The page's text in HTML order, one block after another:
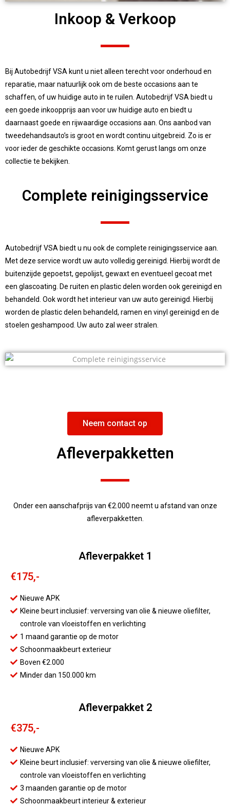
Inkoop & Verkoop
Bij Autobedrijf VSA kunt u niet alleen terecht voor onderhoud en
reparatie, maar natuurlijk ook om de beste occasions aan te
schaffen, of uw huidige auto in te ruilen. Autobedrijf VSA biedt u
een goede inkoopprijs aan voor uw huidige auto en biedt u
daarnaast goede en rijwaardige occasions aan. Ons aanbod van
tweedehandsauto’s is groot en wordt continu uitgebreid. Zo is er
voor ieder de geschikte occasions. Komt gerust langs om onze
collectie te bekijken.
Complete reinigingsservice
Autobedrijf VSA biedt u nu ook de complete reinigingsservice aan.
Met deze service wordt uw auto volledig gereinigd. Hierbij wordt de
buitenzijde gepoetst, gepolijst, gewaxt en eventueel gecoat met
een glascoating. De ruiten en plastic delen worden ook gereinigd en
behandeld. Ook wordt het interieur van uw auto gereinigd. Hierbij
worden de plastic delen behandeld, ramen en vinyl gereinigd en de
stoelen geshampood. Uw auto zal weer stralen.
Neem contact op
Afleverpakketten
Onder een aanschafprijs van €2.000 neemt u afstand van onze
afleverpakketten.
Afleverpakket 1
€175,-
Nieuwe APK
Kleine beurt inclusief: verversing van olie & nieuwe oliefilter,
controle van vloeistoffen en verlichting
1 maand garantie op de motor
Schoonmaakbeurt exterieur
Boven €2.000
Minder dan 150.000 km
Afleverpakket 2
€375,-
Nieuwe APK
Kleine beurt inclusief: verversing van olie & nieuwe oliefilter,
controle van vloeistoffen en verlichting
3 maanden garantie op de motor
Schoonmaakbeurt interieur & exterieur